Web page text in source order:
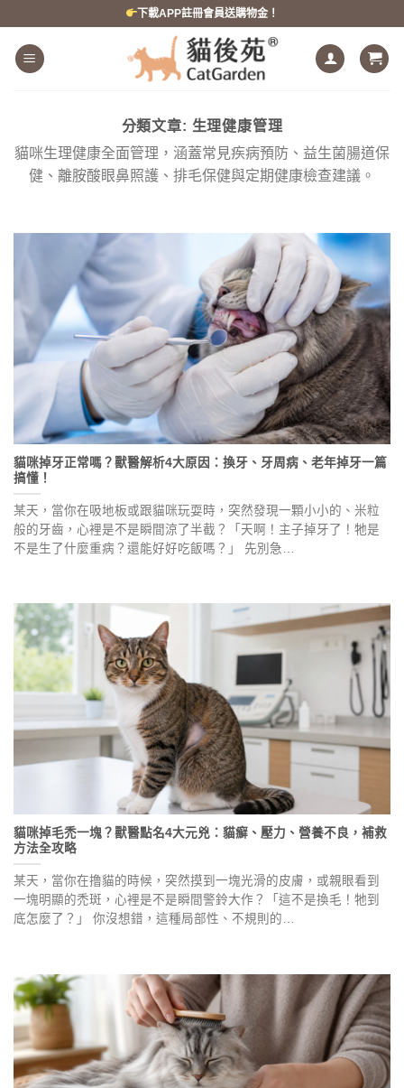
下載APP註冊會員送購物金！
分類文章: 生理健康管理
貓咪生理健康全面管理，涵蓋常見疾病預防、益生菌腸道保
健、離胺酸眼鼻照護、排毛保健與定期健康檢查建議。
貓咪掉牙正常嗎？獸醫解析4大原因：換牙、牙周病、老年掉牙一篇
搞懂！
某天，當你在吸地板或跟貓咪玩耍時，突然發現一顆小小的、米粒
般的牙齒，心裡是不是瞬間涼了半截？「天啊！主子掉牙了！牠是
不是生了什麼重病？還能好好吃飯嗎？」 先別急…
貓咪掉毛禿一塊？獸醫點名4大元兇：貓癬、壓力、營養不良，補救
方法全攻略
某天，當你在撸貓的時候，突然摸到一塊光滑的皮膚，或親眼看到
一塊明顯的禿斑，心裡是不是瞬間警鈴大作？「這不是換毛！牠到
底怎麼了？」 你沒想錯，這種局部性、不規則的…